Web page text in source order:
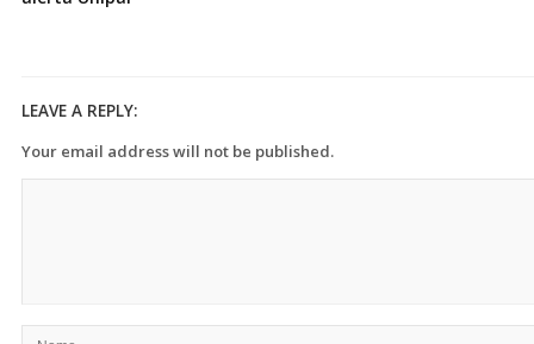
LEAVE A REPLY:
Your email address will not be published.